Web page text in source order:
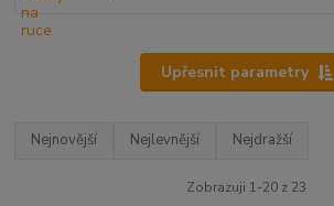
Upřesnit parametry
Nejnovější Nejlevnější Nejdražší
Zobrazuji 1-20 z 23